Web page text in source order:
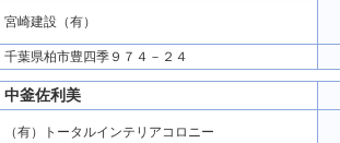
宮崎建設（有）
千葉県柏市豊四季９７４－２４
中釜佐利美
（有）トータルインテリアコロニー